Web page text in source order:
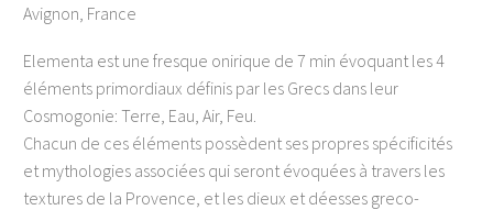
Avignon, France
Elementa est une fresque onirique de 7 min évoquant les 4
éléments primordiaux définis par les Grecs dans leur
Cosmogonie: Terre, Eau, Air, Feu.
Chacun de ces éléments possèdent ses propres spécificités
et mythologies associées qui seront évoquées à travers les
textures de la Provence, et les dieux et déesses greco-